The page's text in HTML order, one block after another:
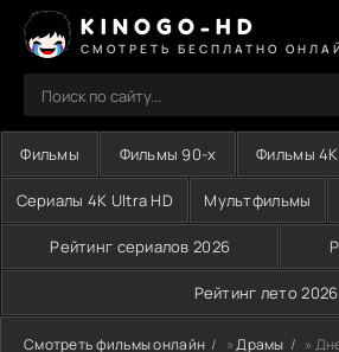
KINOGO-HD
СМОТРЕТЬ БЕСПЛАТНО
Фильмы Фильмы 90-х Фильмы
Сериалы 4K Ultra HD Мультфильмы
Рейтинг сериалов 2026
Рейтинг лето 2026
Смотреть фильмы онлайн »Драмы »